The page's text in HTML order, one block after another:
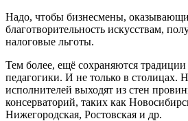
Надо, чтобы бизнесмены,
благотворительность искусствам,
налоговые льготы.
Тем более, ещё сохраняются
педагогики. И не только в столицах.
исполнителей выходят из стен
консерваторий, таких как
Нижегородская, Ростовская и др.